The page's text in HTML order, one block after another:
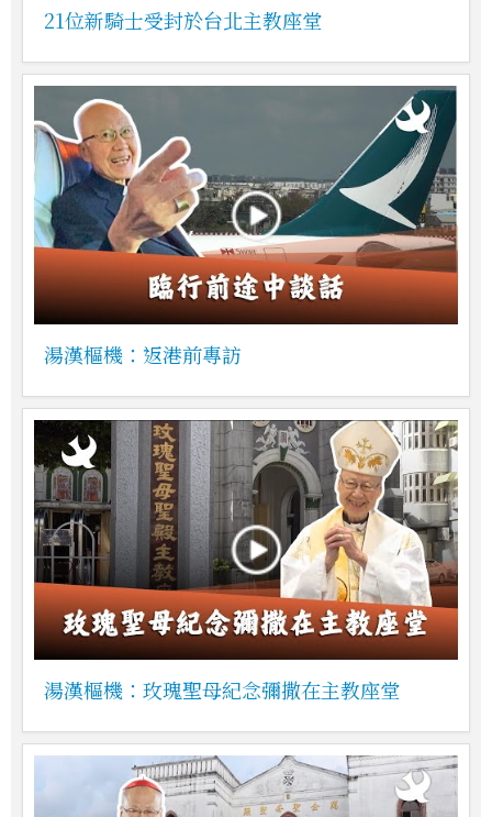
21位新騎士受封於台北主教座堂
湯漢樞機：返港前專訪
湯漢樞機：玫瑰聖母紀念彌撒在主教座堂